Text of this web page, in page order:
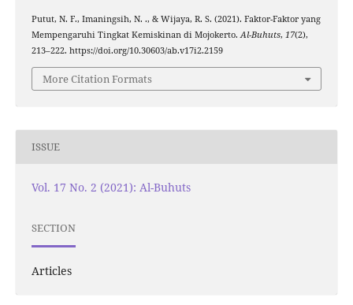
Putut, N. F., Imaningsih, N. ., & Wijaya, R. S. (2021). Faktor-Faktor yang
Mempengaruhi Tingkat Kemiskinan di Mojokerto.Al-Buhuts, 17(2),
213–222. https://doi.org/10.30603/ab.v17i2.2159
More Citation Formats
ISSUE
Vol. 17 No. 2 (2021): Al-Buhuts
SECTION
Articles